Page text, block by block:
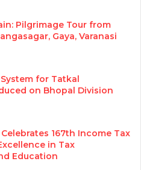
Pilgrimage Tour from
Gaya, Varanasi
for Tatkal
on Bhopal Division
167th Income Tax
in Tax
Education